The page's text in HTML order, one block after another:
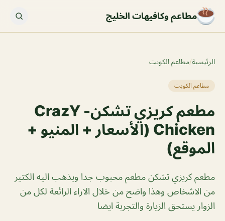
مطاعم وكافيهات الخليج
الرئيسية/مطاعم الكويت
مطاعم الكويت
مطعم كريزي تشكن- CrazY
Chicken (الأسعار + المنيو +
الموقع)
مطعم كريزي تشكن مطعم محبوب جدا ويذهب اليه الكثير
من الاشخاص وهذا واضح من خلال الاراء الرائعة لكل من
الزوار يستحق الزيارة والتجربة ايضا